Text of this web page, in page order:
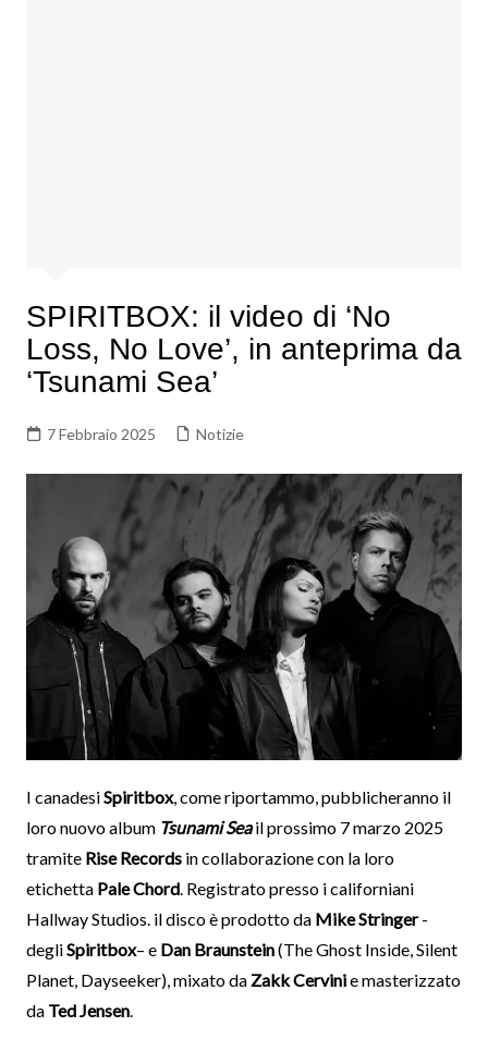
SPIRITBOX: il video di ‘No
Loss, No Love’, in anteprima da
‘Tsunami Sea’
7 Febbraio 2025 Notizie
I canadesiSpiritbox, come riportammo, pubblicheranno il
loro nuovo album Tsunami Seail prossimo 7 marzo 2025
tramite Rise Recordsin collaborazione con la loro
etichetta Pale Chord. Registrato presso i californiani
Hallway Studios. il disco è prodotto da Mike Stringer-
degliSpiritbox– e Dan Braunstein(The Ghost Inside, Silent
Planet, Dayseeker), mixato daZakk Cervinie masterizzato
da Ted Jensen.